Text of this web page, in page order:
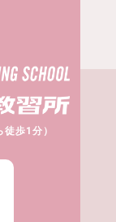
歩1分）